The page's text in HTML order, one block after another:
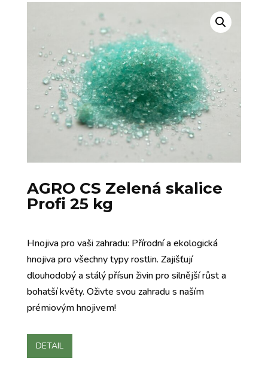
AGRO CS Zelená skalice
Profi 25 kg
Hnojiva pro vaši zahradu: Přírodní a ekologická
hnojiva pro všechny typy rostlin. Zajišťují
dlouhodobý a stálý přísun živin pro silnější růst a
bohatší květy. Oživte svou zahradu s naším
prémiovým hnojivem!
DETAIL